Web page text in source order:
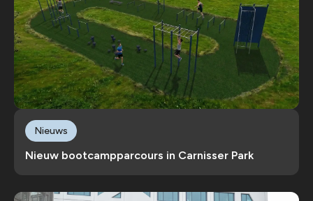
Nieuw bootcampparcours in Carnisser Park
Nieuws